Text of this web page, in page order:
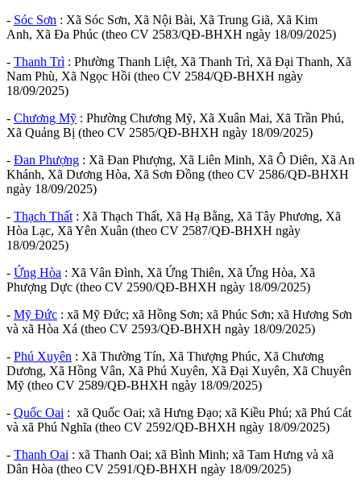
- Sóc Sơn : Xã Sóc Sơn, Xã Nội Bài, Xã Trung Giã, Xã Kim
Anh, Xã Đa Phúc (theo CV 2583/QĐ-BHXH ngày 18/09/2025)
- Thanh Trì : Phường Thanh Liệt, Xã Thanh Trì, Xã Đại Thanh, Xã
Nam Phù, Xã Ngọc Hồi (theo CV 2584/QĐ-BHXH ngày
18/09/2025)
- Chương Mỹ : Phường Chương Mỹ, Xã Xuân Mai, Xã Trần Phú,
Xã Quảng Bị (theo CV 2585/QĐ-BHXH ngày 18/09/2025)
- Đan Phượng : Xã Đan Phượng, Xã Liên Minh, Xã Ô Diên, Xã An
Khánh, Xã Dương Hòa, Xã Sơn Đồng (theo CV 2586/QĐ-BHXH
ngày 18/09/2025)
- Thạch Thất : Xã Thạch Thất, Xã Hạ Bằng, Xã Tây Phương, Xã
Hòa Lạc, Xã Yên Xuân (theo CV 2587/QĐ-BHXH ngày
18/09/2025)
- Ứng Hòa : Xã Vân Đình, Xã Ứng Thiên, Xã Ứng Hòa, Xã
Phượng Dực (theo CV 2590/QĐ-BHXH ngày 18/09/2025)
- Mỹ Đức : xã Mỹ Đức; xã Hồng Sơn; xã Phúc Sơn; xã Hương Sơn
và xã Hòa Xá (theo CV 2593/QĐ-BHXH ngày 18/09/2025)
- Phú Xuyên : Xã Thường Tín, Xã Thượng Phúc, Xã Chương
Dương, Xã Hồng Vân, Xã Phú Xuyên, Xã Đại Xuyên, Xã Chuyên
Mỹ (theo CV 2589/QĐ-BHXH ngày 18/09/2025)
- Quốc Oai : xã Quốc Oai; xã Hưng Đạo; xã Kiều Phú; xã Phú Cát
và xã Phú Nghĩa (theo CV 2592/QĐ-BHXH ngày 18/09/2025)
- Thanh Oai : xã Thanh Oai; xã Bình Minh; xã Tam Hưng và xã
Dân Hòa (theo CV 2591/QĐ-BHXH ngày 18/09/2025)